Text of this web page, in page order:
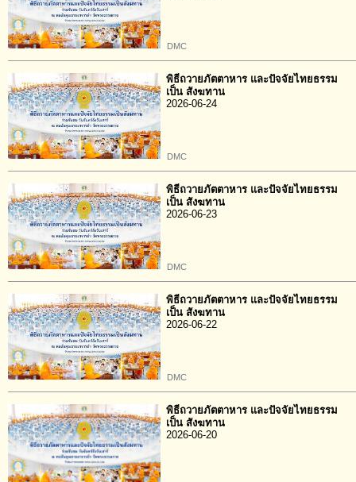
DMC
พิธีถวายภัตตาหาร และปัจจัยไทยธรรม
เป็น สังฆทาน
2026-06-24
DMC
พิธีถวายภัตตาหาร และปัจจัยไทยธรรม
เป็น สังฆทาน
2026-06-23
DMC
พิธีถวายภัตตาหาร และปัจจัยไทยธรรม
เป็น สังฆทาน
2026-06-22
DMC
พิธีถวายภัตตาหาร และปัจจัยไทยธรรม
เป็น สังฆทาน
2026-06-20